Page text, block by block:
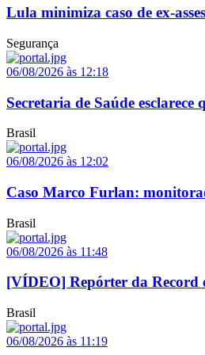
Lula minimiza caso de ex-
Segurança
06/08/2026 às 12:18
Secretaria de Saúde
Brasil
06/08/2026 às 12:02
Caso Marco Furlan:
Brasil
06/08/2026 às 11:48
[VÍDEO] Repórter da Record
Brasil
06/08/2026 às 11:19